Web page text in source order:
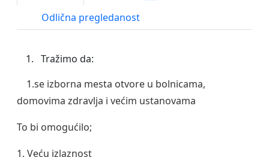
Odlična pregledanost
Tražimo da:
1.se izborna mesta otvore u bolnicama,
domovima zdravlja i većim ustanovama
To bi omogućilo;
1. Veću izlaznost